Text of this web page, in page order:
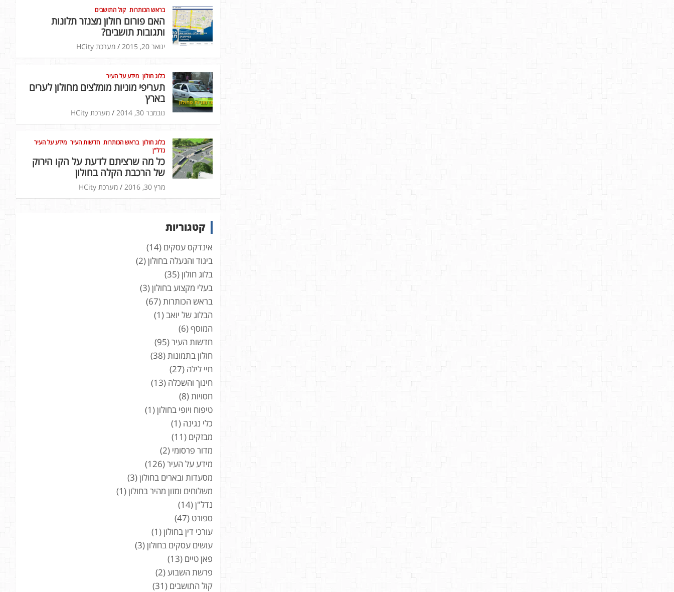
בראש הכותרות קול התושבים
האם פורום חולון מצנזר תלונות
ותגובות תושבים?
ינואר 20, 2015 מערכת HCity
בלוג חולון מידע על העיר
תעריפי מוניות מומלצים מחולון לערים
בארץ
נובמבר 30, 2014 מערכת HCity
בלוג חולון בראש הכותרות חדשות העיר מידע על העיר
נדל"ן
כל מה שרציתם לדעת על הקו הירוק
של הרכבת הקלה בחולון
מרץ 30, 2016 מערכת HCity
קטגוריות
אינדקס עסקים (14)
ביגוד והנעלה בחולון(2)
בלוג חולון(35)
בעלי מקצוע בחולון(3)
בראש הכותרות (67)
הבלוג של יואב (1)
המוסף(6)
חדשות העיר(95)
חולון בתמונות (38)
חיי לילה (27)
חינוך והשכלה (13)
חסויות (8)
טיפוח ויופי בחולון(1)
כלי נגינה (1)
מבזקים (11)
מדור פרסומי (2)
מידע על העיר(126)
מסעדות ובארים בחולון(3)
משלוחים ומזון מהיר בחולון(1)
נדל"ן(14)
ספורט (47)
עורכי דין בחולון(1)
עושים עסקים בחולון(3)
פאן טיים (13)
פרשת השבוע (2)
קול התושבים (31)